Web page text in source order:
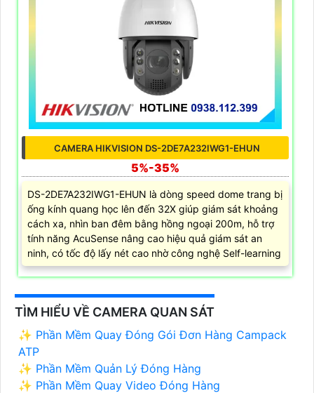
CAMERA HIKVISION DS-2DE7A232IWG1-EHUN
5%-35%
DS-2DE7A232IWG1-EHUN là dòng speed dome trang bị
ống kính quang học lên đến 32X giúp giám sát khoảng
cách xa, nhìn ban đêm bằng hồng ngoại 200m, hỗ trợ
tính năng AcuSense nâng cao hiệu quả giám sát an
ninh, có tốc độ lấy nét cao nhờ công nghệ Self-learning
TÌM HIỂU VỀ CAMERA QUAN SÁT
✨ Phần Mềm Quay Đóng Gói Đơn Hàng Campack
ATP
✨ Phần Mềm Quản Lý Đóng Hàng
✨ Phần Mềm Quay Video Đóng Hàng